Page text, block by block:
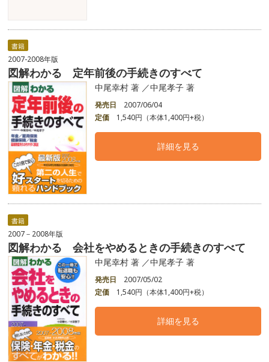
書籍
2007-2008年版
図解わかる 定年前後の手続きのすべて
中尾幸村 著 ／中尾孝子 著
発売日
2007/06/04
定価
1,540円（本体1,400円+税）
詳細を見る
書籍
2007－2008年版
図解わかる 会社をやめるときの手続きのすべて
中尾幸村 著 ／中尾孝子 著
発売日
2007/05/02
定価
1,540円（本体1,400円+税）
詳細を見る